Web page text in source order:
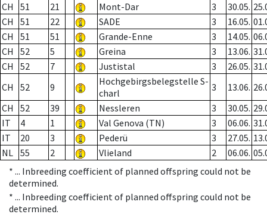
CH
51 21 Mont-Dar 3 30.05.
CH
51 22 SADE 3 16.05.
CH
51 51 Grande-Enne 3 14.05.
CH
52 5 Greina 3 13.06.
CH
52 7 Justistal 3 26.05.
CH
52 9
Hochgebirgsbelegstelle S-
charl
3 13.06.
CH
52 39 Nessleren 3 30.05.
IT
4 1 Val Genova (TN) 3 06.06.
IT
20 3 Pederü 3 27.05.
NL 55 2 Vlieland 2 06.06.
* ... Inbreeding coefficient of planned offspring could not be
determined.
* ... Inbreeding coefficient of planned offspring could not be
determined.